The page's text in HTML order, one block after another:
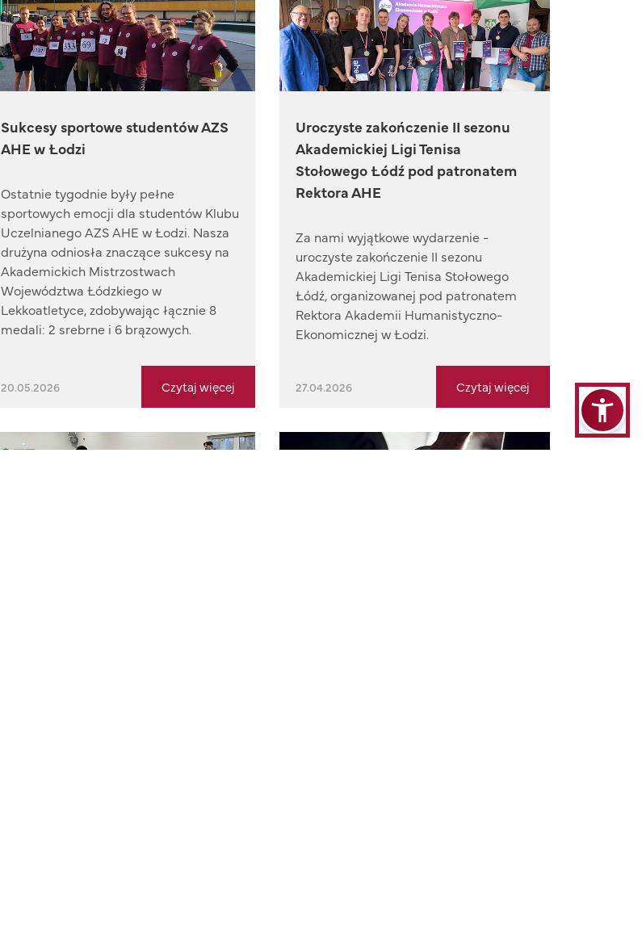
Sukcesy sportowe studentów AZS
AHE w Łodzi
Ostatnie tygodnie były pełne
sportowych emocji dla studentów Klubu
Uczelnianego AZS AHE w Łodzi. Nasza
drużyna odniosła znaczące sukcesy na
Akademickich Mistrzostwach
Województwa Łódzkiego w
Lekkoatletyce, zdobywając łącznie 8
medali: 2 srebrne i 6 brązowych.
20.05.2026 Czytaj więcej
Uroczyste zakończenie II sezonu
Akademickiej Ligi Tenisa
Stołowego Łódź pod patronatem
Rektora AHE
Za nami wyjątkowe wydarzenie -
uroczyste zakończenie II sezonu
Akademickiej Ligi Tenisa Stołowego
Łódź, organizowanej pod patronatem
Rektora Akademii Humanistyczno-
Ekonomicznej w Łodzi.
27.04.2026 Czytaj więcej